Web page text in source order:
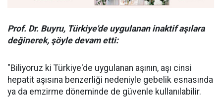
Prof. Dr. Buyru, Türkiye'de uygulanan inaktif aşılara
değinerek, şöyle devam etti:
"Biliyoruz ki Türkiye'de uygulanan aşının, aşı cinsi
hepatit aşısına benzerliği nedeniyle gebelik esnasında
ya da emzirme döneminde de güvenle kullanılabilir.